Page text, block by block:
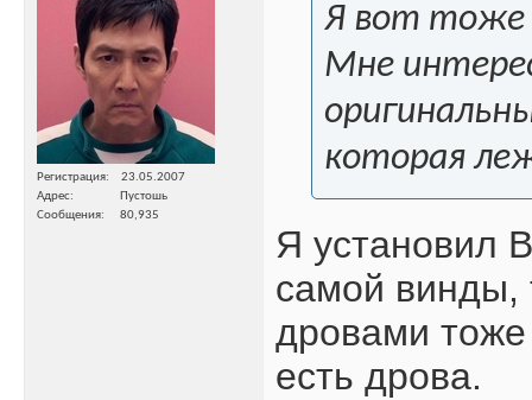
Регистрация
23.05.2007
Адрес
Пустошь
Сообщения
80,935
Я вот тоже
Мне
которая
Я установил
самой винды,
дровами
есть дрова.